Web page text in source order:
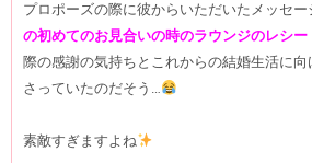
プロポーズの際に彼からいただいたメッセー
の初めてのお見合いの時のラウンジのレシー
際の感謝の気持ちとこれからの結婚生活に
さっていたのだそう…
素敵すぎますよね